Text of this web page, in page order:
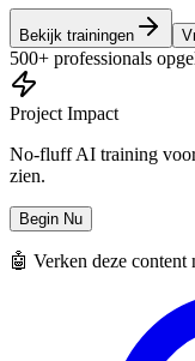
Bekijk trainingen
500+ professionals
Project Impact
No-fluff AI training voor
zien.
Begin Nu
🤖 Verken deze content